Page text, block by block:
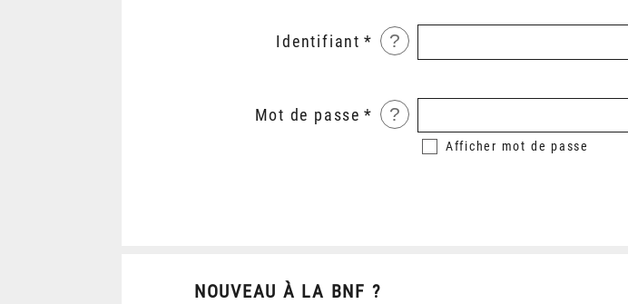
Identifiant ?
Mot de passe ?
Afficher mot de passe
NOUVEAU À LA BNF ?